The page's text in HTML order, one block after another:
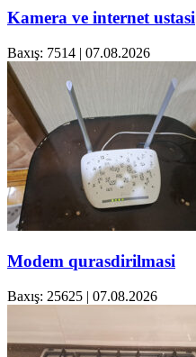
Kamera ve internet ustasi
Baxış: 7514 | 07.08.2026
Modem qurasdirilmasi
Baxış: 25625 | 07.08.2026